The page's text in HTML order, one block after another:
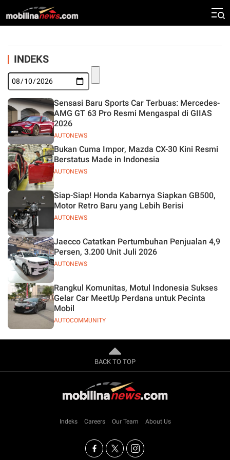
INDEKS
AUTONEWS
Sensasi Baru Sports Car Terbuas: Mercedes-
AMG GT 63 Pro Resmi Mengaspal di GIIAS
2026
AUTONEWS
Bukan Cuma Impor, Mazda CX-30 Kini Resmi
Berstatus Made in Indonesia
AUTONEWS
Siap-Siap! Honda Kabarnya Siapkan GB500,
Motor Retro Baru yang Lebih Berisi
AUTONEWS
Jaecco Catatkan Pertumbuhan Penjualan 4,9
Persen, 3.200 Unit Juli 2026
AUTOCOMMUNITY
Rangkul Komunitas, Motul Indonesia Sukses
Gelar Car MeetUp Perdana untuk Pecinta
Mobil
BACK TO TOP
Indeks Careers Our Team About Us